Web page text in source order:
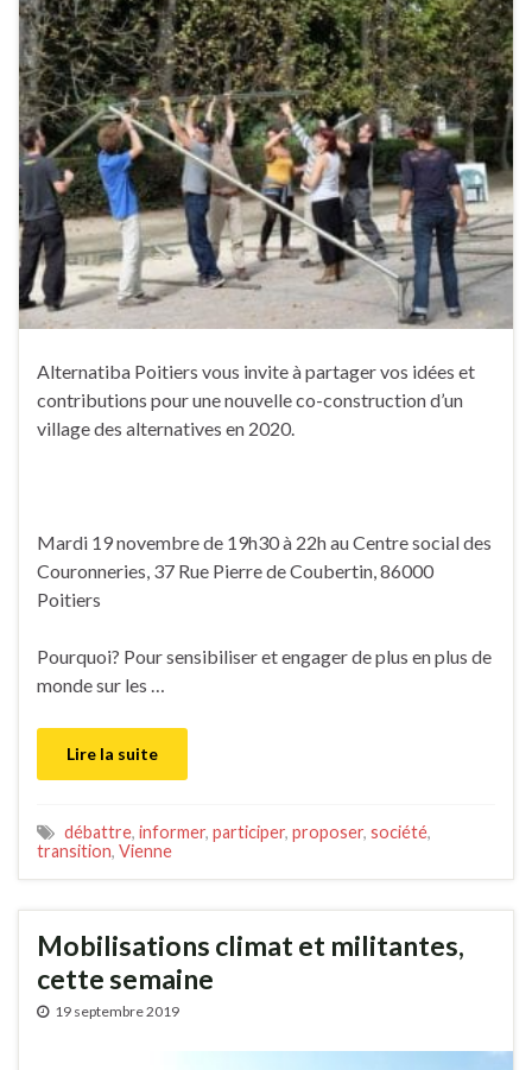
Alternatiba Poitiers vous invite à partager vos idées et
contributions pour une nouvelle co-construction d’un
village des alternatives en 2020.
Mardi 19 novembre de 19h30 à 22h au Centre social des
Couronneries, 37 Rue Pierre de Coubertin, 86000
Poitiers
Pourquoi? Pour sensibiliser et engager de plus en plus de
monde sur les …
Lire la suite
débattre, informer, participer, proposer, société,
transition, Vienne
Mobilisations climat et militantes,
cette semaine
19 septembre 2019